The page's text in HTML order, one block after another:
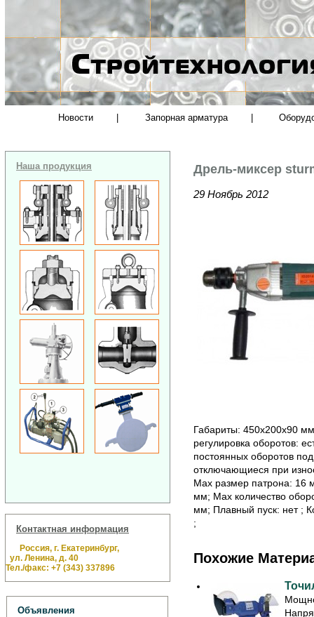
Новости Запорная арматура
Наша продукция
Контактная информация
Россия, г. Екатеринбург,
ул. Ленина, д. 40
Тел./факс: +7 (343) 337896
Объявления
Дрель-миксер
29 Ноябрь 2012
Габариты: 450х200х90
регулировка оборотов:
постоянных оборотов
отключающиеся при
Max размер патрона: 16
мм; Max количество
мм; Плавный пуск: нет ;
;
Похожие